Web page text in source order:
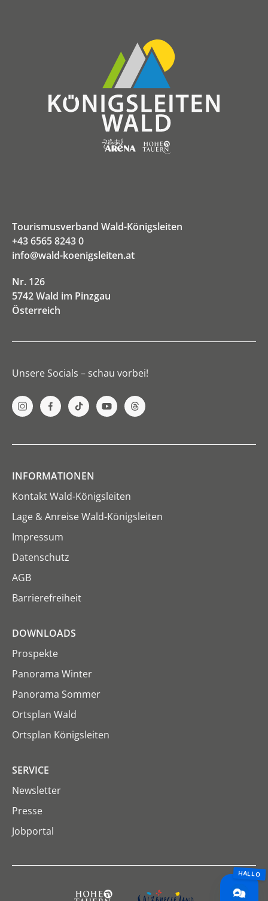
Tourismusverband Wald-Königsleiten
+43 6565 8243 0
info@wald-koenigsleiten.at
Nr. 126
5742 Wald im Pinzgau
Österreich
Unsere Socials – schau vorbei!
INFORMATIONEN
Kontakt Wald-Königsleiten
Lage & Anreise Wald-Königsleiten
Impressum
Datenschutz
AGB
Barrierefreiheit
DOWNLOADS
Prospekte
Panorama Winter
Panorama Sommer
Ortsplan Wald
Ortsplan Königsleiten
SERVICE
Newsletter
Presse
Jobportal